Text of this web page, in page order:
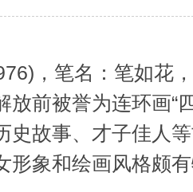
，笔名：笔如花
放前被誉为连环画“
史故事、才子佳人
形象和绘画风格颇